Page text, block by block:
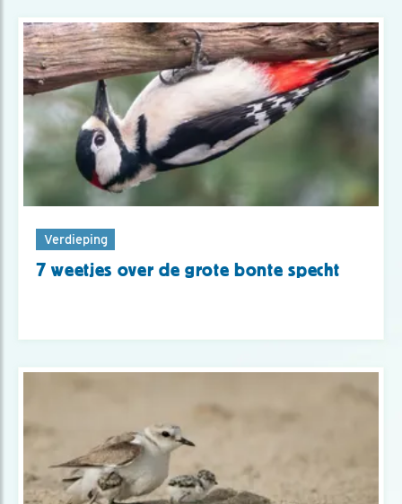
Verdieping
7 weetjes over de grote bonte specht